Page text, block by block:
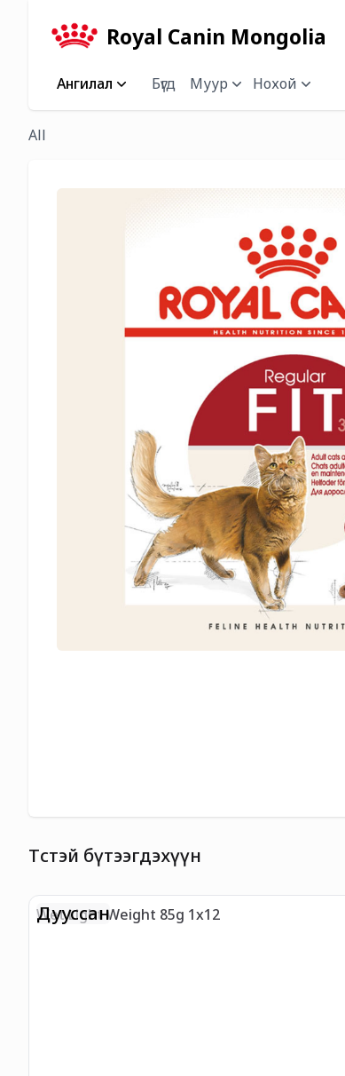
Royal Canin Mongolia
Ангилал Бүгд Муур Нохой
All
Төстэй бүтээгдэхүүн
Дууссан
Wet Light Weight 85g 1x12